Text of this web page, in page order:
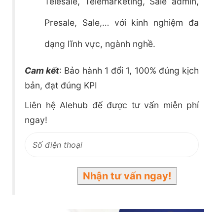
Presale, Sale,… với kinh nghiệm đa
dạng lĩnh vực, ngành nghề.
Cam kết: Bảo hành 1 đổi 1, 100% đúng kịch
bản, đạt đúng KPI
Liên hệ Alehub để được tư vấn miễn phí
ngay!